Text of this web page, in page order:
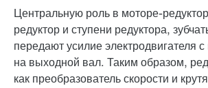
Центральную роль в моторе-
редуктор и ступени редуктора,
передают усилие электродвигателя
на выходной вал. Таким образом,
как преобразователь скорости и